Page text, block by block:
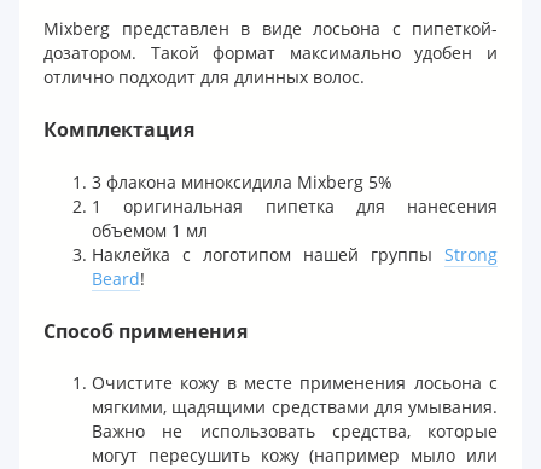
Mixberg представлен в виде лосьона с пипеткой-
дозатором. Такой формат максимально удобен и
отлично подходит для длинных волос.
Комплектация
3 флакона миноксидила Mixberg 5%
1 оригинальная пипетка для нанесения
объемом 1 мл
Наклейка с логотипом нашей группы Strong
Beard!
Способ применения
Очистите кожу в месте применения лосьона с
мягкими, щадящими средствами для умывания.
Важно не использовать средства, которые
могут пересушить кожу (например мыло или